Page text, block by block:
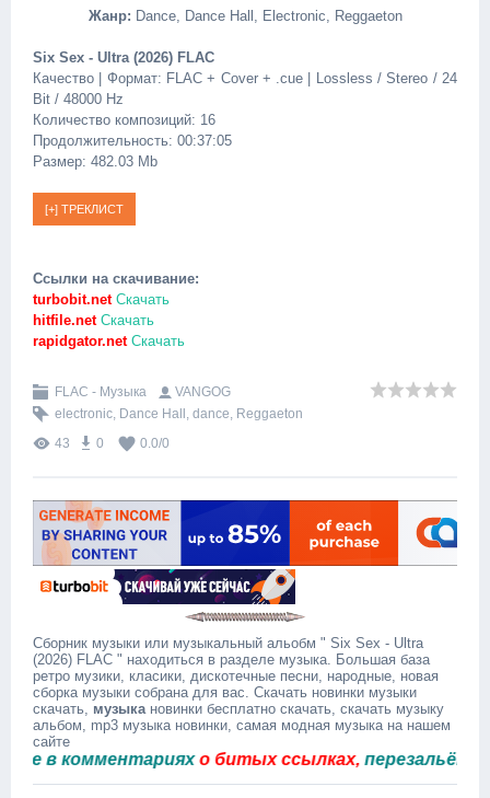
Жанр: Dance, Dance Hall, Electronic, Reggaeton
Six Sex - Ultra (2026) FLAC
Качество | Формат: FLAC + Cover + .cue | Lossless / Stereo / 24
Bit / 48000 Hz
Количество композиций: 16
Продолжительность: 00:37:05
Размер: 482.03 Mb
Ссылки на скачивание:
turbobit.netСкачать
hitfile.netСкачать
rapidgator.netСкачать
FLAC - Музыка
VANGOG
electronic, Dance Hall , dance, Reggaeton
43
0 0.0/0
Сборник музыки или музыкальный альобм " Six Sex - Ultra
(2026) FLAC " находиться в разделе музыка. Большая база
ретро музики, класики, дискотечные песни, народные, новая
сборка музыки собрана для вас. Скачать новинки музыки
скачать, музыкановинки бесплатно скачать, скачать музыку
альбом, mp3 музыка новинки, самая модная музыка на нашем
сайте
комментарияхо битых ссылках,перезальём